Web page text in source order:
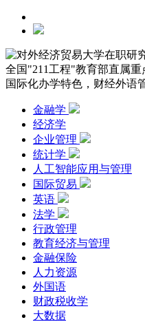
全国"211工程"教育部直属重
国际化办学特色，财经外语
金融学
经济学
企业管理
统计学
人工智能应用与管理
国际贸易
英语
法学
行政管理
教育经济与管理
金融保险
人力资源
外国语
财政税收学
大数据